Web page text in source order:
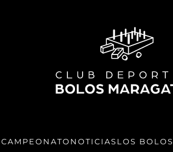
CAMPEONATONOTICIASLOS BOLOS